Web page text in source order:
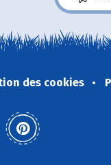
des cookies